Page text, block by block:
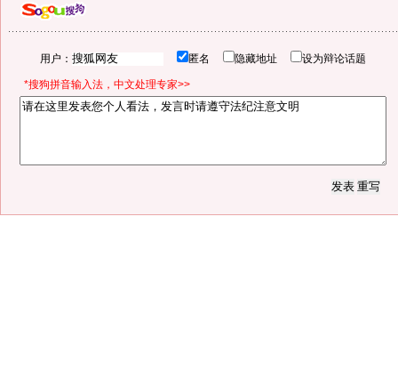
用户： 匿名 隐藏地址 设为辩论话题
*搜狗拼音输入法，中文处理专家>>